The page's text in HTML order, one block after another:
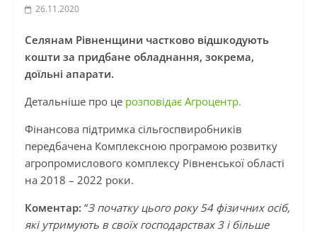
26.11.2020
Селянам Рівненщини частково відшкодують
кошти за придбане обладнання, зокрема,
доїльні апарати.
Детальніше про це розповідає Агроцентр.
Фінансова підтримка сільгоспвиробників
передбачена Комплексною програмою розвитку
агропромислового комплексу Рівненської області
на 2018 – 2022 роки.
Коментар: “З початку цього року 54 фізичних осіб,
які утримують в своїх господарствах 3 і більше